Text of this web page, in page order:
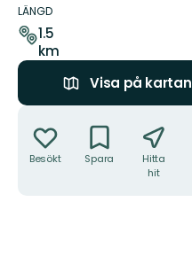
om
leden
LÄNGD
1.5
km
Visa på kartan
Besökt Spara
Hitta
hit